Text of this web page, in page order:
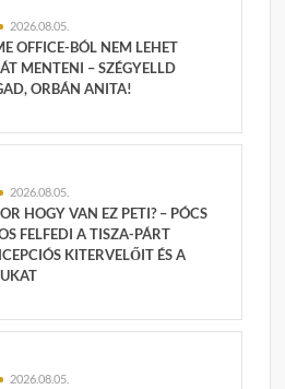
2026.08.05.
OFFICE-BÓL NEM LEHET
MENTENI – SZÉGYELLD
ORBÁN ANITA!
2026.08.05.
HOGY VAN EZ PETI? – PÓCS
FELFEDI A TISZA-PÁRT
KITERVELŐIT ÉS A
2026.08.05.